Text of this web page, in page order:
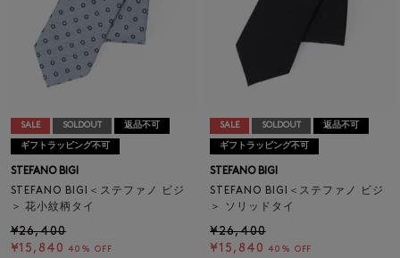
SALE SOLDOUT 返品不可
ギフトラッピング不可
STEFANO BIGI
STEFANO BIGI＜ステファノ ビジ
＞ 花小紋柄タイ
¥26,400
¥15,840 40% OFF
SALE SOLDOUT 返品不可
ギフトラッピング不可
STEFANO BIGI
STEFANO BIGI＜ステファノ ビジ
＞ ソリッドタイ
¥26,400
¥15,840 40% OFF